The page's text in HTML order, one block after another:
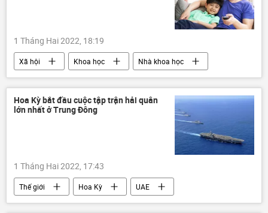
1 Tháng Hai 2022, 18:19
Xã hội Khoa học
Nhà khoa học
TV
Sức khoẻ Nhật Bản
Hoa Kỳ bắt đầu cuộc tập trận hải quân
lớn nhất ở Trung Đông
1 Tháng Hai 2022, 17:43
Thế giới Hoa Kỳ
UAE
Kenya
Trung Đông
cuộc tập trận